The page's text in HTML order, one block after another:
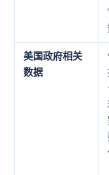
美国政府相关
数据